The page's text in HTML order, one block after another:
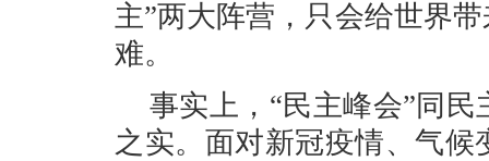
主”两大阵营，只会给世界
难。
事实上，“民主峰会”同
之实。面对新冠疫情、气